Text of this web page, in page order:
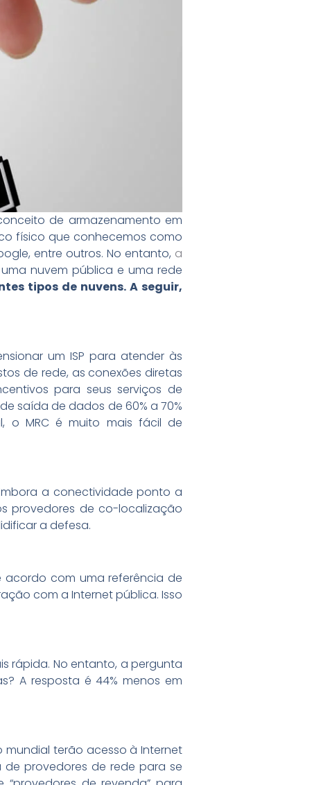
de armazenamento em
físico que conhecemos como
entre outros. No entanto, a
nuvem pública e uma rede
tipos de nuvens. A seguir,
um ISP para atender às
de rede, as conexões diretas
para seus serviços de
saída de dados de 60% a 70%
o MRC é muito mais fácil de
a conectividade ponto a
provedores de co-localização
a defesa.
acordo com uma referência de
com a Internet pública. Isso
rápida. No entanto, a pergunta
A resposta é 44% menos em
terão acesso à Internet
provedores de rede para se